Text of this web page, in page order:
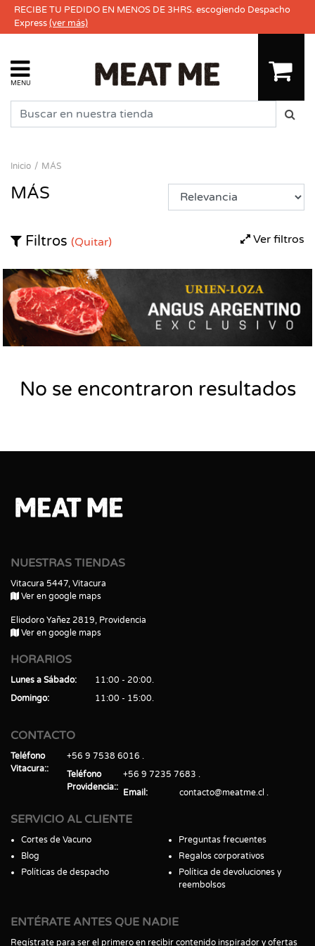
RECIBE TU PEDIDO EN MENOS DE 3HRS. escogiendo Despacho
Express(ver más)
MENU
Inicio MÁS
MÁS
Ver filtros
Filtros (Quitar)
No se encontraron resultados
NUESTRAS TIENDAS
Vitacura 5447, Vitacura
Ver en google maps
Eliodoro Yañez 2819, Providencia
Ver en google maps
HORARIOS
Lunes a Sábado
11:00 - 20:00
Domingo
11:00 - 15:00
CONTACTO
Teléfono
Vitacura:
+56 9 7538 6016
Teléfono
Providencia:
+56 9 7235 7683
Email
contacto@meatme.cl
SERVICIO AL CLIENTE
Cortes de Vacuno
Blog
Políticas de despacho
Preguntas frecuentes
Regalos corporativos
Política de devoluciones y
reembolsos
ENTÉRATE ANTES QUE NADIE
Regístrate para ser el primero en recibir contenido inspirador y ofertas